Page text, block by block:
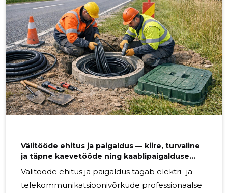
sellest kasu saab? Teenused sobivad
arendajatele, ehitusettevõtetele,
projekteerijatele, kinnisvarahalduritele ja
omavalitsustele, kes vajavad usaldusväärseid
võrgulahendusi ja tehnilisi
Välitööde ehitus ja paigaldus — kiire, turvaline
ja täpne kaevetööde ning kaablipaigalduse
lahendus
Välitööde ehitus ja paigaldus tagab elektri- ja
telekommunikatsioonivõrkude professionaalse